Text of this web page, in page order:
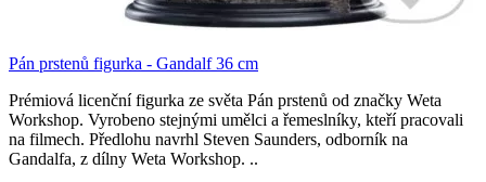
Pán prstenů figurka - Gandalf 36 cm
Prémiová licenční figurka ze světa Pán prstenů od značky Weta
Workshop. Vyrobeno stejnými umělci a řemeslníky, kteří pracovali
na filmech. Předlohu navrhl Steven Saunders, odborník na
Gandalfa, z dílny Weta Workshop. ..